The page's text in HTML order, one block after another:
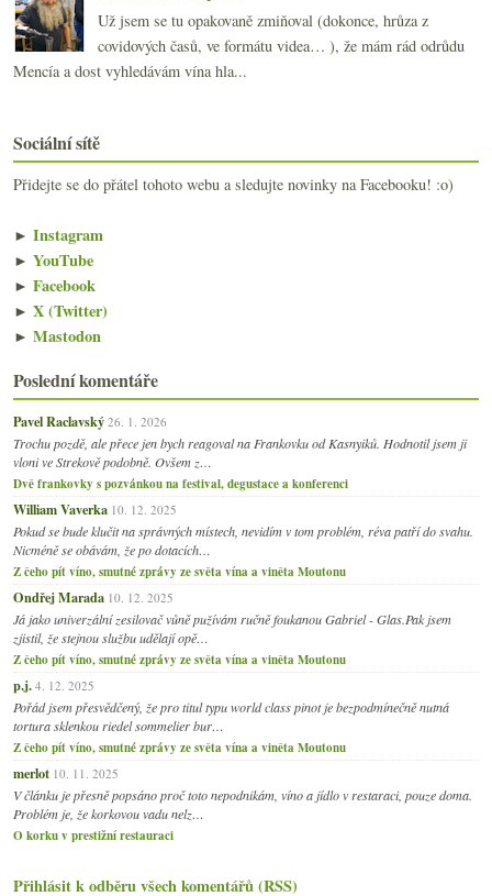
Už jsem se tu opakovaně zmiňoval (dokonce, hrůza z
covidových časů, ve formátu videa… ), že mám rád odrůdu
Mencía a dost vyhledávám vína hla...
Sociální sítě
Přidejte se do přátel tohoto webu a sledujte novinky na Facebooku! :o)
► Instagram
► YouTube
► Facebook
► X (Twitter)
► Mastodon
Poslední komentáře
Pavel Raclavský 26. 1. 2026
Trochu pozdě, ale přece jen bych reagoval na Frankovku od Kasnyiků. Hodnotil jsem ji
vloni ve Strekově podobně. Ovšem z…
Dvě frankovky s pozvánkou na festival, degustace a konferenci
William Vaverka 10. 12. 2025
Pokud se bude klučit na správných místech, nevidím v tom problém, réva patří do svahu.
Nicméně se obávám, že po dotacích…
Z čeho pít víno, smutné zprávy ze světa vína a viněta Moutonu
Ondřej Marada 10. 12. 2025
Já jako univerzální zesilovač vůně pužívám ručně foukanou Gabriel - Glas.Pak jsem
zjistil, že stejnou službu udělají opě…
Z čeho pít víno, smutné zprávy ze světa vína a viněta Moutonu
p.j. 4. 12. 2025
Pořád jsem přesvědčený, že pro titul typu world class pinot je bezpodmínečně nutná
tortura sklenkou riedel sommelier bur…
Z čeho pít víno, smutné zprávy ze světa vína a viněta Moutonu
merlot 10. 11. 2025
V článku je přesně popsáno proč toto nepodnikám, víno a jídlo v restaraci, pouze doma.
Problém je, že korkovou vadu nelz…
O korku v prestižní restauraci
Přihlásit k odběru všech komentářů (RSS)